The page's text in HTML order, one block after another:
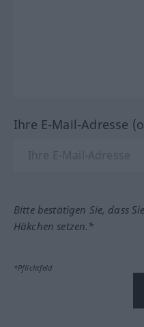
Ihre E-Mail-Adresse
Bitte bestätigen Sie, dass
Häkchen setzen.*
*Pflichtfeld